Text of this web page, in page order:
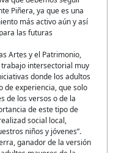
Piñera, ya que es una
más activo aún y así
las futuras
Artes y el Patrimonio,
trabajo intersectorial muy
donde los adultos
de experiencia, que solo
de los versos o de la
de este tipo de
social local,
niños y jóvenes”.
ganador de la versión